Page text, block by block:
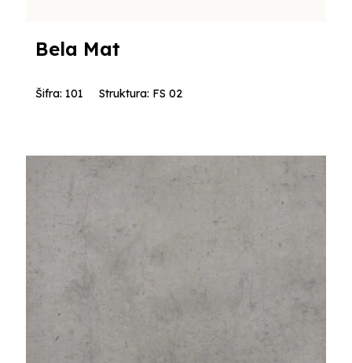
Bela Mat
Šifra: 101 Struktura: FS 02